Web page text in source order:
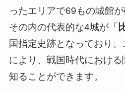
ったエリアで69もの城館が
その内の代表的な4城が「
国指定史跡となっており
により、戦国時代におけ
知ることができます。